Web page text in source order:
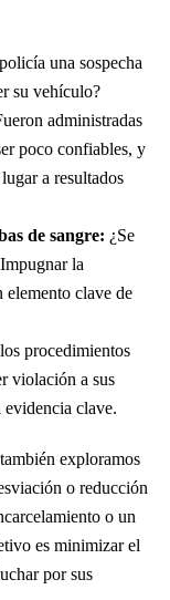
una sospecha
su vehículo?
administradas
poco confiables, y
a resultados
de sangre: ¿Se
la
elemento clave de
procedimientos
violación a sus
evidencia clave.
exploramos
o reducción
o un
es minimizar el
por sus